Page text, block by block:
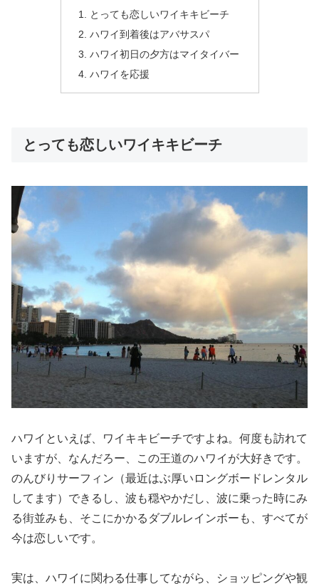
とっても恋しいワイキキビーチ
ハワイ到着後はアバサスパ
ハワイ初日の夕方はマイタイバー
ハワイを応援
とっても恋しいワイキキビーチ
ハワイといえば、ワイキキビーチですよね。何度も訪れて
いますが、なんだろー、この王道のハワイが大好きです。
のんびりサーフィン（最近はぶ厚いロングボードレンタル
してます）できるし、波も穏やかだし、波に乗った時にみ
る街並みも、そこにかかるダブルレインボーも、すべてが
今は恋しいです。
実は、ハワイに関わる仕事してながら、ショッピングや観